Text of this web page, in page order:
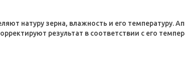
натуру зерна, влажность и его температуру.
результат в соответствии с его